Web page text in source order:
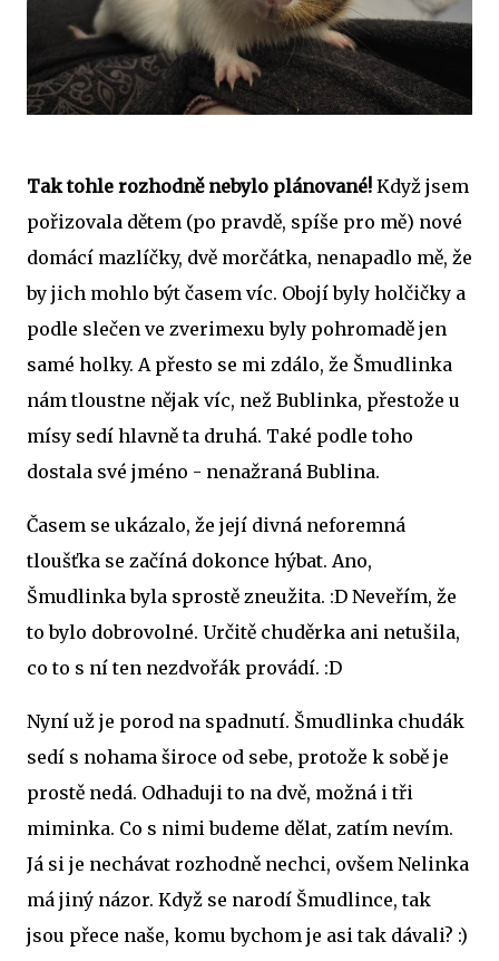
Tak tohle rozhodně nebylo plánované! Když jsem
pořizovala dětem (po pravdě, spíše pro mě) nové
domácí mazlíčky, dvě morčátka, nenapadlo mě, že
by jich mohlo být časem víc. Obojí byly holčičky a
podle slečen ve zverimexu byly pohromadě jen
samé holky. A přesto se mi zdálo, že Šmudlinka
nám tloustne nějak víc, než Bublinka, přestože u
mísy sedí hlavně ta druhá. Také podle toho
dostala své jméno - nenažraná Bublina.
Časem se ukázalo, že její divná neforemná
tloušťka se začíná dokonce hýbat. Ano,
Šmudlinka byla sprostě zneužita. :D Neveřím, že
to bylo dobrovolné. Určitě chuděrka ani netušila,
co to s ní ten nezdvořák provádí. :D
Nyní už je porod na spadnutí. Šmudlinka chudák
sedí s nohama široce od sebe, protože k sobě je
prostě nedá. Odhaduji to na dvě, možná i tři
miminka. Co s nimi budeme dělat, zatím nevím.
Já si je nechávat rozhodně nechci, ovšem Nelinka
má jiný názor. Když se narodí Šmudlince, tak
jsou přece naše, komu bychom je asi tak dávali? :)